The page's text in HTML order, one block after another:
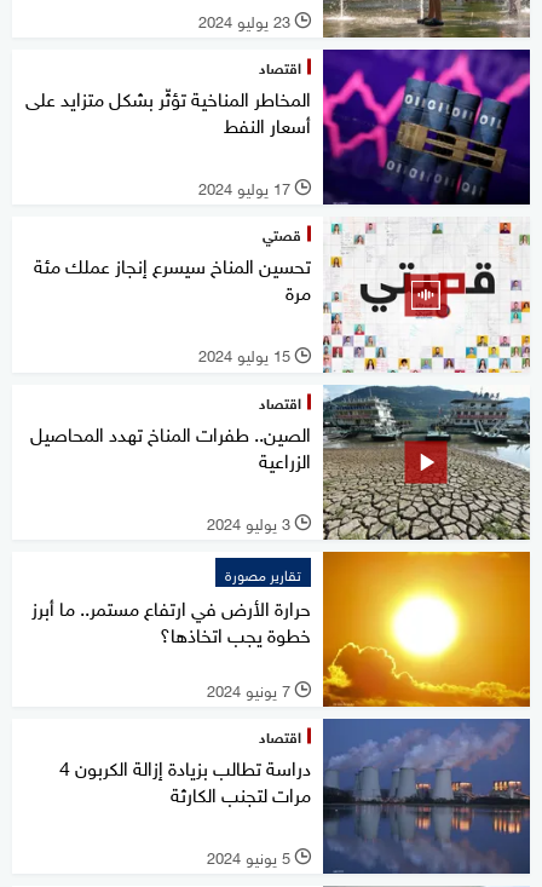
l 23 يوليو 2024
اقتصاد
المخاطر المناخية تؤثّر بشكل متزايد على
أسعار النفط
l 17 يوليو 2024
قصتي
تحسين المناخ سيسرع إنجاز عملك مئة
مرة
l 15 يوليو 2024
اقتصاد
الصين.. طفرات المناخ تهدد المحاصيل
الزراعية
l 3 يوليو 2024
تقارير مصورة
حرارة الأرض في ارتفاع مستمر.. ما أبرز
خطوة يجب اتخاذها؟
l 7 يونيو 2024
اقتصاد
دراسة تطالب بزيادة إزالة الكربون 4
مرات لتجنب الكارثة
l 5 يونيو 2024